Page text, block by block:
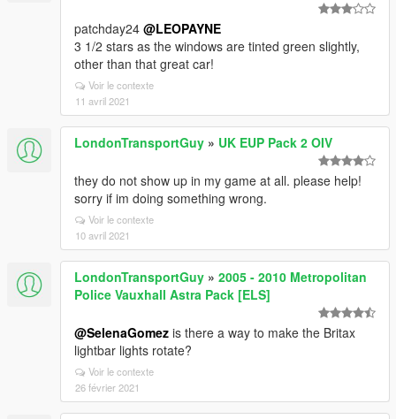
patchday24 @LEOPAYNE
3 1/2 stars as the windows are tinted green slightly,
other than that great car!
Voir le contexte
11 avril 2021
LondonTransportGuy » UK EUP Pack 2 OIV
they do not show up in my game at all. please help!
sorry if im doing something wrong.
Voir le contexte
10 avril 2021
LondonTransportGuy » 2005 - 2010 Metropolitan
Police Vauxhall Astra Pack [ELS]
@SelenaGomez is there a way to make the Britax
lightbar lights rotate?
Voir le contexte
26 février 2021